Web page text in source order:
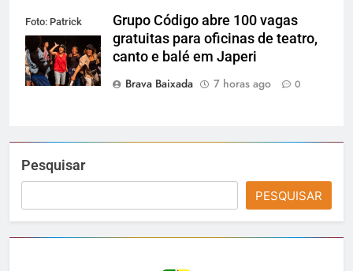
Foto: Patrick
Lima
Grupo Código abre 100 vagas
gratuitas para oficinas de teatro,
canto e balé em Japeri
Brava Baixada
7 horas ago 0
Pesquisar
PESQUISAR